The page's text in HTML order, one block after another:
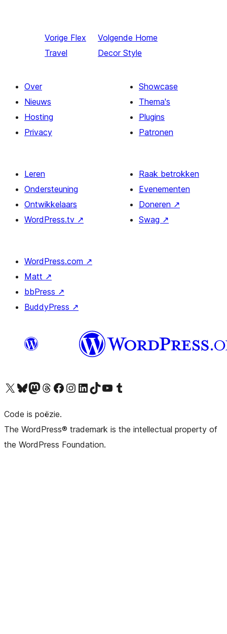
Vorige Flex
Travel
Volgende Home
Decor Style
Over
Nieuws
Hosting
Privacy
Showcase
Thema's
Plugins
Patronen
Leren
Ondersteuning
Ontwikkelaars
WordPress.tv ↗
Raak betrokken
Evenementen
Doneren ↗
Swag ↗
WordPress.com ↗
Matt ↗
bbPress ↗
BuddyPress ↗
Bezoek ons X (voorheen Twitter) account
Bezoek ons Bluesky account
Bezoek ons Mastodon account
Bezoek ons Threads account
Onze Facebook pagina bezoeken
Bezoek ons Instagram account
Bezoek ons LinkedIn account
Bezoek ons TikTok account
Bezoek ons YouTube kanaalBezoek ons Tumblr account
Code is poëzie.
The WordPress® trademark is the intellectual property of
the WordPress Foundation.